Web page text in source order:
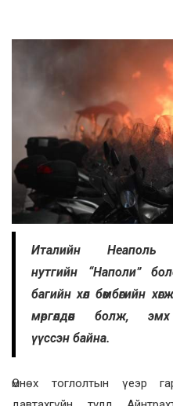
Италийн
нутгийн “Наполи”
багийн хөл бөмбөгийн
мөргөлдөөн болж,
үүссэн байна.
Өмнөх тоглолтын үеэр